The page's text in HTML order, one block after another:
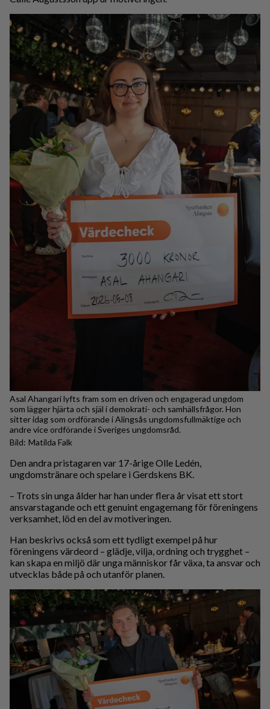
Asal Ahangari lyfts fram som en driven och engagerad ungdom
som lägger hjärta och själ i demokrati- och samhällsfrågor. Hon
sitter idag som ordförande i Alingsås ungdomsfullmäktige och
andre vice ordförande i Sveriges ungdomsråd.
Matilda Falk
Den andra pristagaren var 17-årige Olle Ledén,
ungdomstränare och spelare i Gerdskens BK.
– Trots sin unga ålder har han under flera år visat ett stort
ansvarstagande och ett genuint engagemang för föreningens
verksamhet, löd en del av motiveringen.
Han beskrivs också som ett tydligt exempel på hur
föreningens värdeord – glädje, vilja, ordning och trygghet –
kan skapa en miljö där unga människor får växa, ta ansvar och
utvecklas både på och utanför planen.